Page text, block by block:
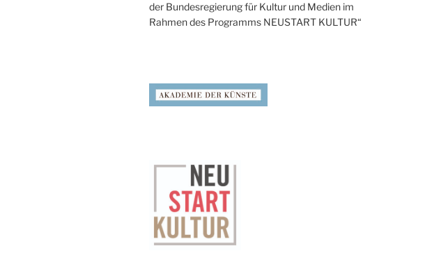
der Bundesregierung für Kultur und Medien im
Rahmen des Programms NEUSTART KULTUR“